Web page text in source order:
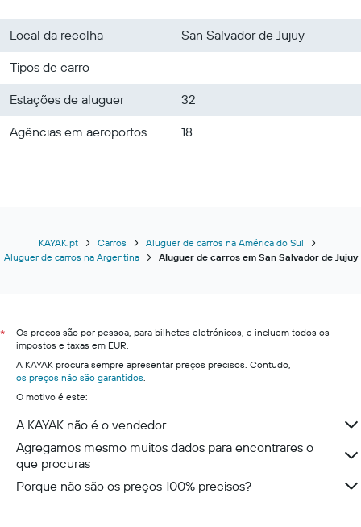
Local da recolha
San Salvador de Jujuy
Tipos de carro
Estações de aluguer
32
Agências em aeroportos
18
KAYAK.pt Carros
Aluguer de carros na América do Sul
Aluguer de carros na Argentina
Aluguer de carros em San Salvador de Jujuy
*
Os preços são por pessoa, para bilhetes eletrónicos, e incluem todos os
impostos e taxas em EUR.
A KAYAK procura sempre apresentar preços precisos. Contudo,
os preços não são garantidos
O motivo é este:
A KAYAK não é o vendedor
Agregamos mesmo muitos dados para encontrares o
que procuras
Porque não são os preços 100% precisos?